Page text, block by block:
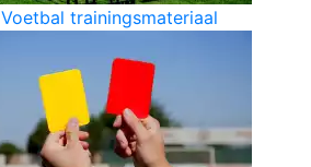
Voetbal trainingsmateriaal